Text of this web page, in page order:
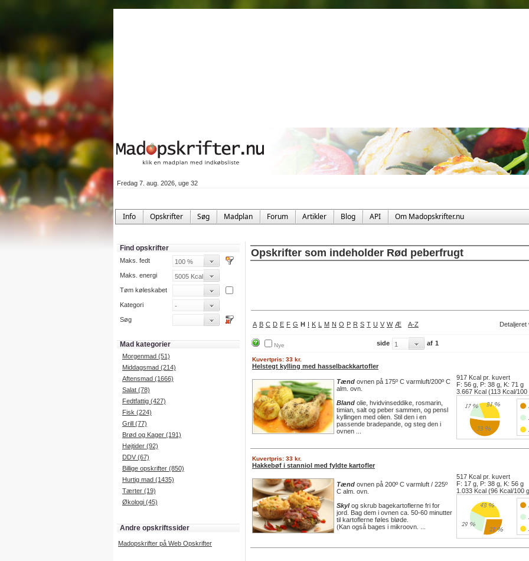
Fredag 7. aug. 2026, uge 32
Info Opskrifter Søg Madplan Forum Artikler Blog API Om Madopskrifter.nu
Find opskrifter
Maks. fedt
Maks. energi
Tøm køleskabet
Kategori
Søg
Mad kategorier
Morgenmad (51)
Middagsmad (214)
Aftensmad (1666)
Salat (78)
Fedtfattig (427)
Fisk (224)
Grill (77)
Brød og Kager (191)
Højtider (92)
DDV (67)
Billige opskrifter (850)
Hurtig mad (1435)
Tærter (19)
Økologi (45)
Andre opskriftssider
Madopskrifter på Web Opskrifter
Opskrifter som indeholder Rød peberfrugt
A B C D E F G H I K L M N O P R S T U V W Æ A-Z Detaljeret
Nye side af 1
Kuvertpris: 33 kr.
Helstegt kylling med hasselbackkartofler
Tænd ovnen på 175º C varmluft/200º C
alm. ovn.
Bland olie, hvidvinseddike, rosmarin,
timian, salt og peber sammen, og pensl
kyllingen med olien. Stil den i en
passende bradepande, og steg den i
ovnen ...
917 Kcal pr. kuvert
F: 56 g, P: 38 g, K: 71 g
3.667 Kcal (113 Kcal/100
Kuvertpris: 33 kr.
Hakkebøf i stanniol med fyldte kartofler
Tænd ovnen på 200º C varmluft / 225º
C alm. ovn.
Skylog skrub bagekartoflerne fri for
jord. Bag dem i ovnen ca. 50-60 minutter
til kartoflerne føles bløde.
(Kan også bages i mikroovn. ...
517 Kcal pr. kuvert
F: 17 g, P: 38 g, K: 56 g
1.033 Kcal (96 Kcal/100